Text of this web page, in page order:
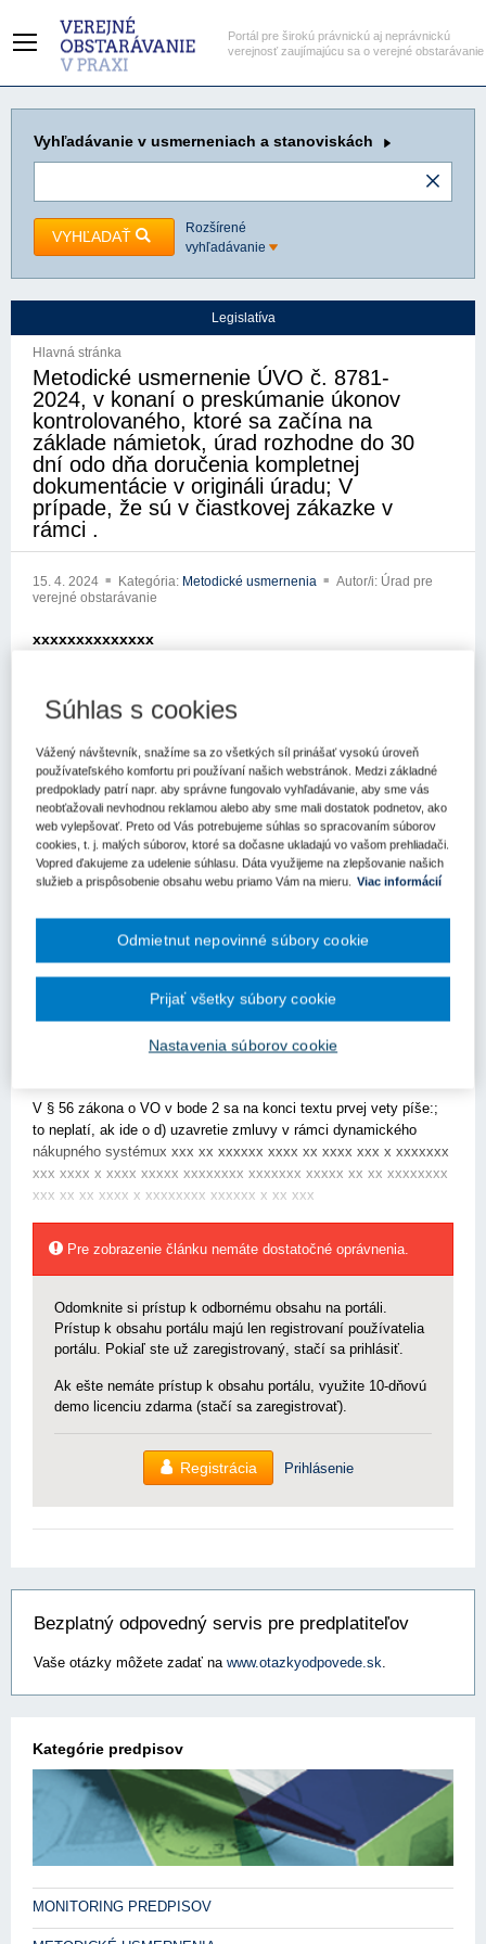
Portál pre širokú právnickú aj neprávnickú
verejnosť zaujímajúcu sa o verejné obstarávanie
Vyhľadávanie v usmerneniach a stanoviskách
VYHĽADAŤ
Rozšírené
vyhľadávanie
Legislatíva
Hlavná stránka
Metodické usmernenie ÚVO č. 8781-
2024, v konaní o preskúmanie úkonov
kontrolovaného, ktoré sa začína na
základe námietok, úrad rozhodne do 30
dní odo dňa doručenia kompletnej
dokumentácie v origináli úradu; V
prípade, že sú v čiastkovej zákazke v
rámci .
15. 4. 2024 Kategória: Metodické usmernenia
Autor/i: Úrad pre
verejné obstarávanie
xxxxxxxxxxxxxx
xxxxx xxx xxxxxxx xxxxxxxxxxxx
xxxxxxxxxxx xxxxxxxxx
xxxxxxxxxxxxx xxxxxx x xxxxxxxxx xxx xx xx xxx xxxxtili so
žiadosťou o metodické usmernenie k zákonu č. 343/2015 Z.z. o
verejnom obstarávaní a o zmene a doplnení niektorých zákonov v
znení neskorších prxxxxxxx xxxxxx xxx xxxxxx x xxxxxxxx
xxxxxxxxxxxxxx
xx xxxxxx xxxxxxxx xxxxxxxxx xxxxx xx xxxxx xxxxxxxxxx
xxxxxxx xx xxxxxxxxx xxx xxx xxxxxxxxxxx zákazka/ nám po
vyhodnotení a oznámení výsledku dodávateľom, jeden z nich -
Alebo musíme pxxxxx xx xxxxxxxxxxx xxxx x xxx xx xxxxxx xx
xxxxxxx xxxxxxxxxxx xx xxxxxx xxxx xx xxxxxxxx xxxxxxxxxxx
xxxxx xxxxxx xxxxxxxxx xxxxx xx xxx xxxx xxxx xxxladná
V § 56 zákona o VO v bode 2 sa na konci textu prvej vety píše:;
to neplatí, ak ide o d) uzavretie zmluvy v rámci dynamického
nákupného systémux xxx xx xxxxxx xxxx xx xxxx xxx x xxxxxxx
xxx xxxx x xxxx xxxxx xxxxxxxx xxxxxxx xxxxx xx xx xxxxxxxx
xxx xx xx xxxx x xxxxxxxx xxxxxx x xx xxx
Pre zobrazenie článku nemáte dostatočné oprávnenia.
Odomknite si prístup k odbornému obsahu na portáli.
Prístup k obsahu portálu majú len registrovaní používatelia
portálu. Pokiaľ ste už zaregistrovaný, stačí sa prihlásiť.
Ak ešte nemáte prístup k obsahu portálu, využite 10-dňovú
demo licenciu zdarma (stačí sa zaregistrovať).
Registrácia Prihlásenie
Bezplatný odpovedný servis pre predplatiteľov
Vaše otázky môžete zadať na www.otazkyodpovede.sk.
Kategórie predpisov
MONITORING PREDPISOV
Súhlas s cookies
Vážený návštevník, snažíme sa zo všetkých síl prinášať vysokú úroveň
používateľského komfortu pri používaní našich webstránok. Medzi základné
predpoklady patrí napr. aby správne fungovalo vyhľadávanie, aby sme vás
neobťažovali nevhodnou reklamou alebo aby sme mali dostatok podnetov, ako
web vylepšovať. Preto od Vás potrebujeme súhlas so spracovaním súborov
cookies, t. j. malých súborov, ktoré sa dočasne ukladajú vo vašom prehliadači.
Vopred ďakujeme za udelenie súhlasu. Dáta využijeme na zlepšovanie našich
služieb a prispôsobenie obsahu webu priamo Vám na mieru. Viac informácií
Nastavenia súborov cookie
Odmietnut nepovinné súbory cookie
Prijať všetky súbory cookie